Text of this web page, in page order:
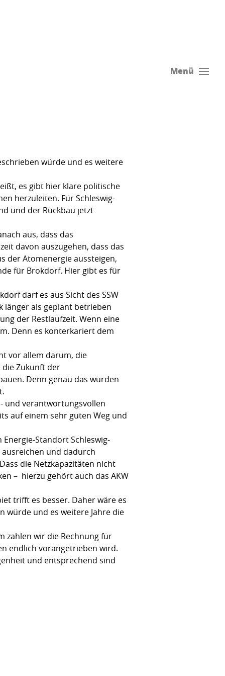
Menü
würde und es weitere
es gibt hier klare politische
herzuleiten. Für Schleswig-
und der Rückbau jetzt
aus, dass das
davon auszugehen, dass das
der Atomenergie aussteigen,
für Brokdorf. Hier gibt es für
darf es aus Sicht des SSW
länger als geplant betrieben
der Restlaufzeit. Wenn eine
Denn es konterkariert dem
vor allem darum, die
Zukunft der
Denn genau das würden
und verantwortungsvollen
auf einem sehr guten Weg und
Standort Schleswig-
und dadurch
die Netzkapazitäten nicht
– hierzu gehört auch das AKW
trifft es besser. Daher wäre es
würde und es weitere Jahre die
zahlen wir die Rechnung für
endlich vorangetrieben wird.
und entsprechend sind